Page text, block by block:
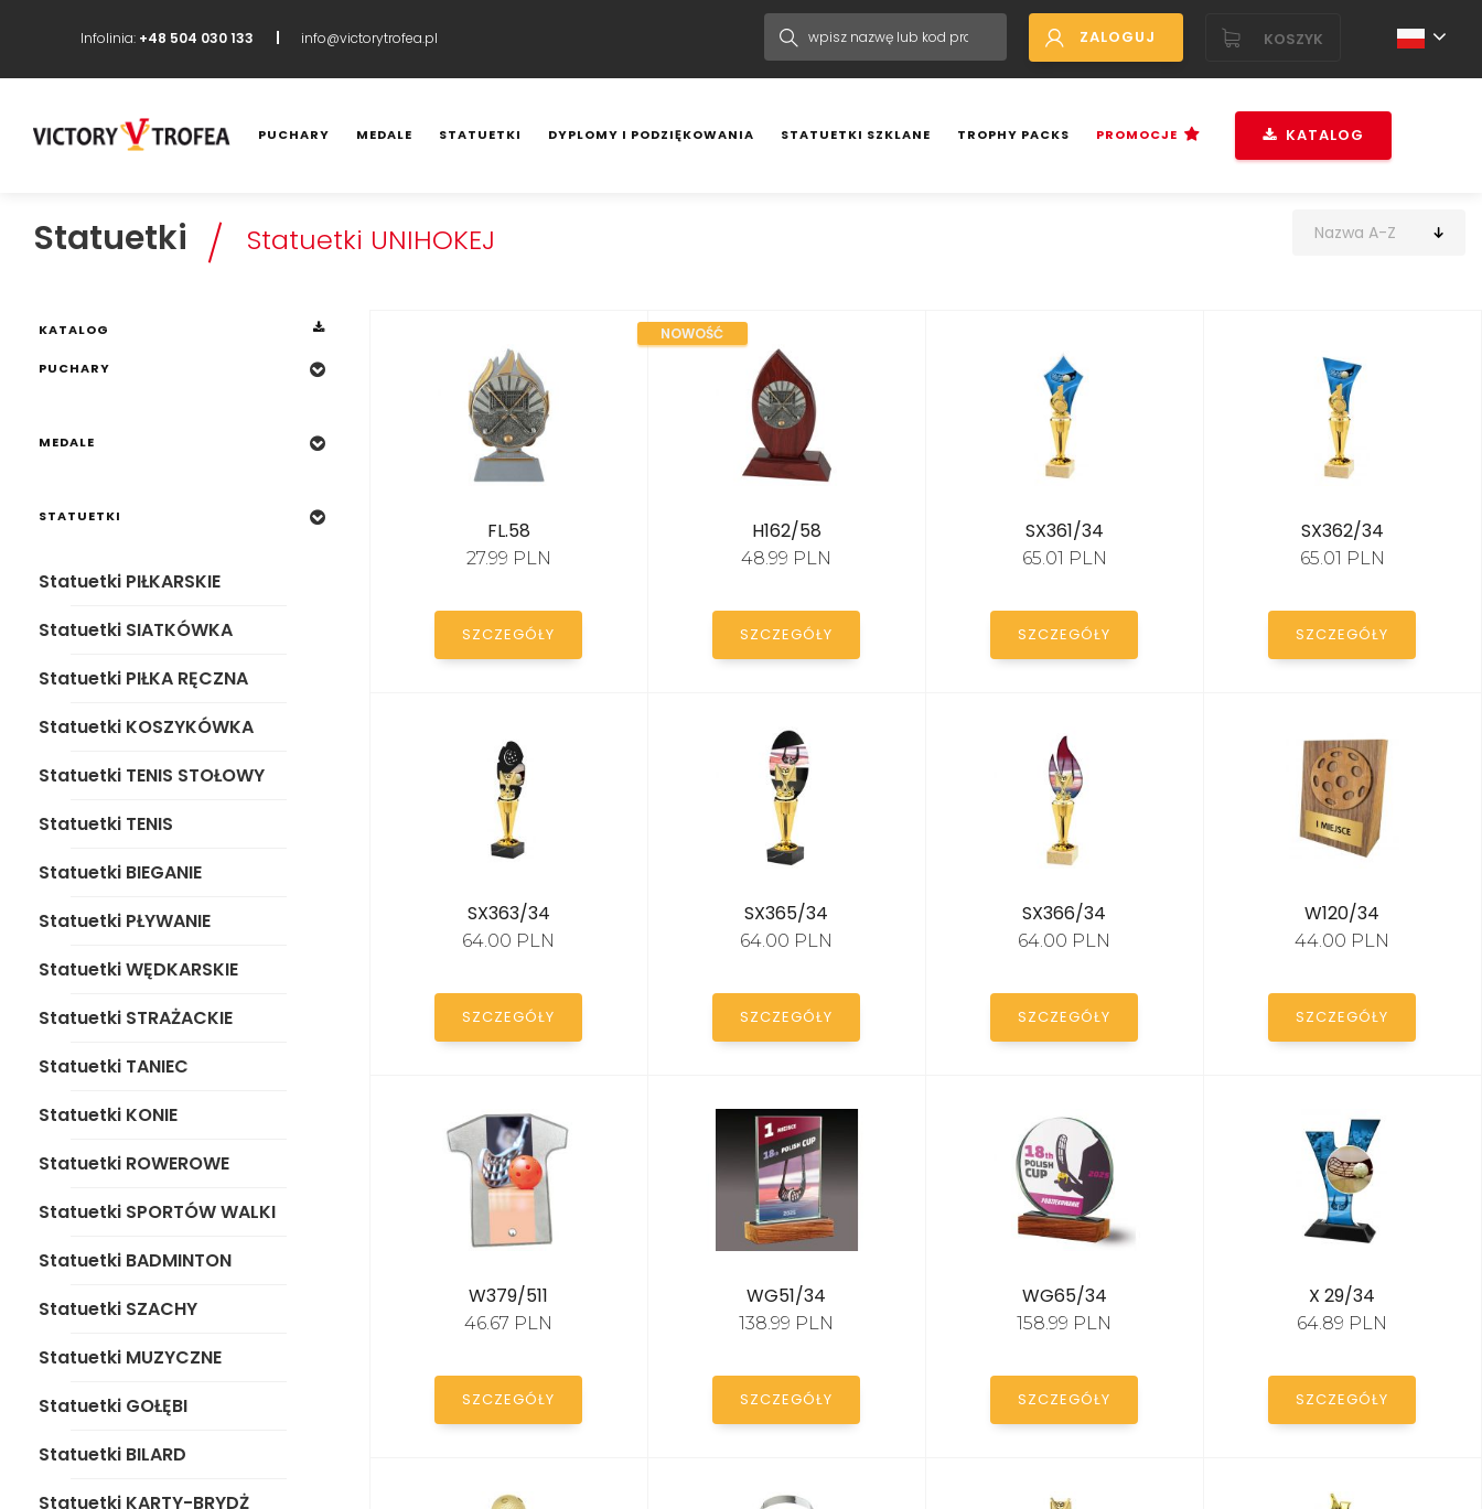
PUCHARY MEDALE STATUETKI DYPLOMY I PODZIĘKOWANIA STATUETKI SZKLANE TROPHY PACKS PROMOCJE KATALOG
Statuetki PIŁKA RĘCZNA
WALKI
Statuetki BADMINTON
Statuetki SZACHY
Statuetki MUZYCZNE
Statuetki GOŁĘBI
Statuetki BILARD
Statuetki KARTY-BRYDŻ
Statuetki STRZELANIE/
Infolinia: +48 504 030 133 info@victorytrofea.pl ZALOGUJ KOSZYK
Statuetki Statuetki UNIHOKEJ
KATALOG
PUCHARY
MEDALE
STATUETKI
Statuetki PIŁKARSKIE
Statuetki SIATKÓWKA
Statuetki PIŁKA RĘCZNA
Statuetki KOSZYKÓWKA
Statuetki TENIS STOŁOWY
Statuetki TENIS
Statuetki BIEGANIE
Statuetki PŁYWANIE
Statuetki WĘDKARSKIE
Statuetki STRAŻACKIE
Statuetki TANIEC
Statuetki KONIE
Statuetki ROWEROWE
Statuetki SPORTÓW WALKI
Statuetki BADMINTON
Statuetki SZACHY
Statuetki MUZYCZNE
Statuetki GOŁĘBI
Statuetki BILARD
Statuetki KARTY-BRYDŻ
FL.58
27.99 PLN
SZCZEGÓŁY
NOWOŚĆ
H162/58
48.99 PLN
SZCZEGÓŁY
SX361/34
65.01 PLN
SZCZEGÓŁY
SX362/34
65.01 PLN
SZCZEGÓŁY
SX363/34
64.00 PLN
SZCZEGÓŁY
SX365/34
64.00 PLN
SZCZEGÓŁY
SX366/34
64.00 PLN
SZCZEGÓŁY
W120/34
44.00 PLN
SZCZEGÓŁY
W379/511
46.67 PLN
SZCZEGÓŁY
WG51/34
138.99 PLN
SZCZEGÓŁY
WG65/34
158.99 PLN
SZCZEGÓŁY
X 29/34
64.89 PLN
SZCZEGÓŁY